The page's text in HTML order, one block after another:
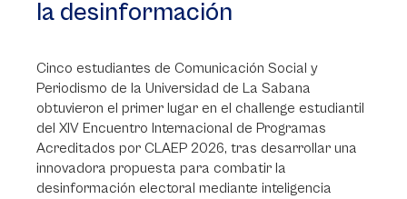
la desinformación
Cinco estudiantes de Comunicación Social y
Periodismo de la Universidad de La Sabana
obtuvieron el primer lugar en el challenge estudiantil
del XIV Encuentro Internacional de Programas
Acreditados por CLAEP 2026, tras desarrollar una
innovadora propuesta para combatir la
desinformación electoral mediante inteligencia